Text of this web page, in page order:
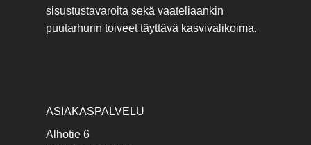
sisustustavaroita sekä vaateliaankin
puutarhurin toiveet täyttävä kasvivalikoima.
ASIAKASPALVELU
Alhotie 6